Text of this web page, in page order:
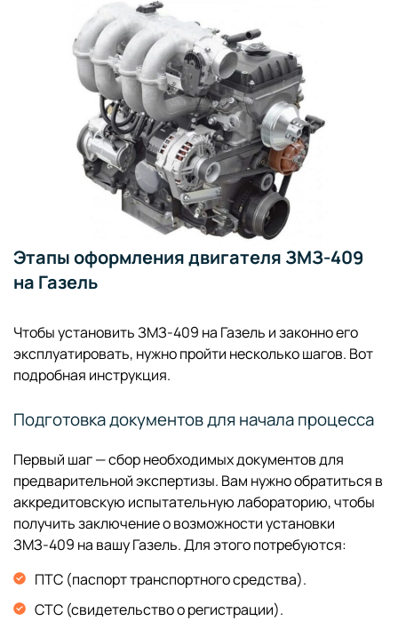
Этапы оформления двигателя ЗМЗ-409
на Газель
Чтобы установить ЗМЗ-409 на Газель и законно его
эксплуатировать, нужно пройти несколько шагов. Вот
подробная инструкция.
Подготовка документов для начала процесса
Первый шаг — сбор необходимых документов для
предварительной экспертизы. Вам нужно обратиться в
аккредитовскую испытательную лабораторию, чтобы
получить заключение о возможности установки
ЗМЗ-409 на вашу Газель. Для этого потребуются:
ПТС (паспорт транспортного средства).
СТС (свидетельство о регистрации).